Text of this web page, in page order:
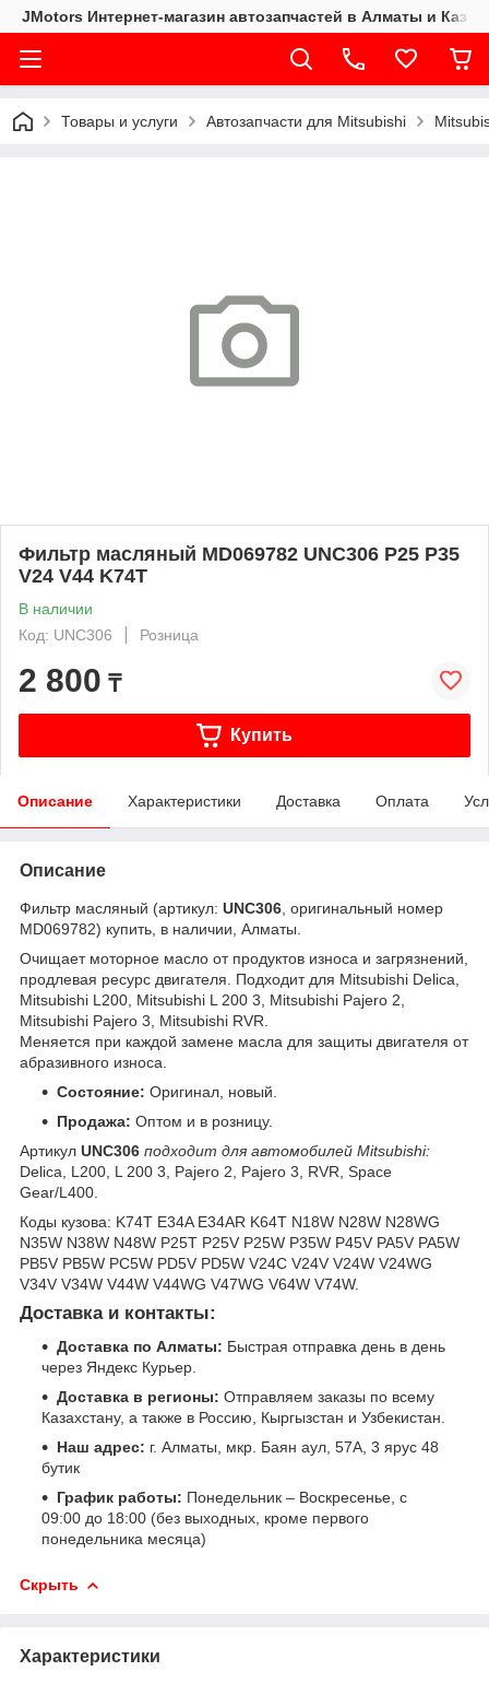
JMotors Интернет-магазин автозапчастей в Алматы и
Товары и услуги Автозапчасти для Mitsubishi
Фильтр масляный MD069782 UNC306 P25 P35
V24 V44 K74T
В наличии
Код: UNC306
Розница
2 800 ₸
Купить
Описание Характеристики Доставка Оплата
Описание
Фильтр масляный (артикул: UNC306 , оригинальный номер
MD069782) купить, в наличии, Алматы.
Очищает моторное масло от продуктов износа и загрязнений,
продлевая ресурс двигателя. Подходит для Mitsubishi Delica,
Mitsubishi L200, Mitsubishi L 200 3, Mitsubishi Pajero 2,
Mitsubishi Pajero 3, Mitsubishi RVR.
Меняется при каждой замене масла для защиты двигателя от
абразивного износа.
Состояние: Оригинал, новый.
Продажа: Оптом и в розницу.
Артикул UNC306 подходит для автомобилей Mitsubishi:
Delica, L200, L 200 3, Pajero 2, Pajero 3, RVR, Space
Gear/L400.
Коды кузова: K74T E34A E34AR K64T N18W N28W N28WG
N35W N38W N48W P25T P25V P25W P35W P45V PA5V PA5W
PB5V PB5W PC5W PD5V PD5W V24C V24V V24W V24WG
V34V V34W V44W V44WG V47WG V64W V74W.
Доставка и контакты:
Доставка по Алматы: Быстрая отправка день в день
через Яндекс Курьер.
Доставка в регионы: Отправляем заказы по всему
Казахстану, а также в Россию, Кыргызстан и Узбекистан.
Наш адрес: г. Алматы, мкр. Баян аул, 57А, 3 ярус 48
бутик
График работы: Понедельник – Воскресенье, с
09:00 до 18:00 (без выходных, кроме первого
понедельника месяца)
Скрыть
Характеристики